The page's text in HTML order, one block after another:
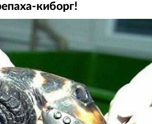
киборг!